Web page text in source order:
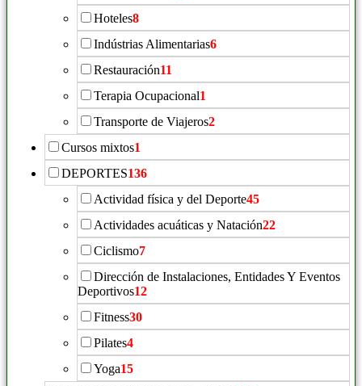
Hoteles8
Indústrias Alimentarias6
Restauración11
Terapia Ocupacional1
Transporte de Viajeros2
Cursos mixtos1
DEPORTES136
Actividad física y del Deporte45
Actividades acuáticas y Natación22
Ciclismo7
Dirección de Instalaciones, Entidades Y Eventos
Deportivos12
Fitness30
Pilates4
Yoga15